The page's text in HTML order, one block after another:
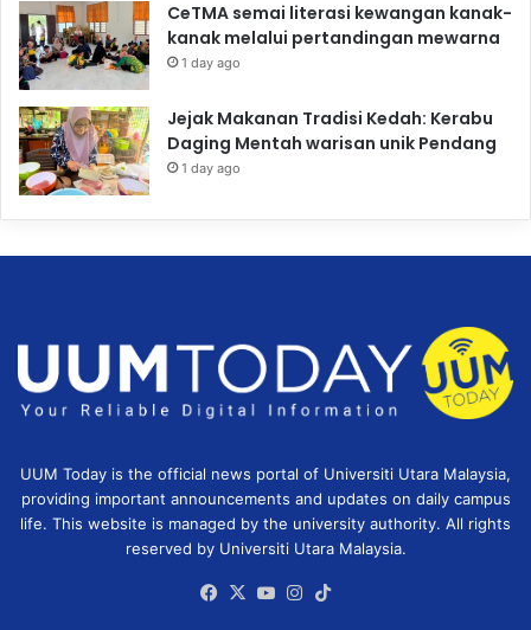
CeTMA semai literasi kewangan kanak-
kanak melalui pertandingan mewarna
1 day ago
Jejak Makanan Tradisi Kedah: Kerabu
Daging Mentah warisan unik Pendang
1 day ago
UUM Today is the official news portal of Universiti Utara Malaysia,
providing important announcements and updates on daily campus
life. This website is managed by the university authority. All rights
reserved by Universiti Utara Malaysia.
Facebook
X YouTubeInstagram